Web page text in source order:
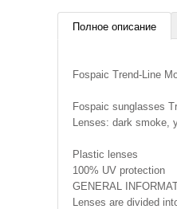
Полное описание
Fospaic Trend-Line
Fospaic sunglasses
Lenses: dark smoke,
Plastic lenses
100% UV protection
GENERAL
Lenses are divided